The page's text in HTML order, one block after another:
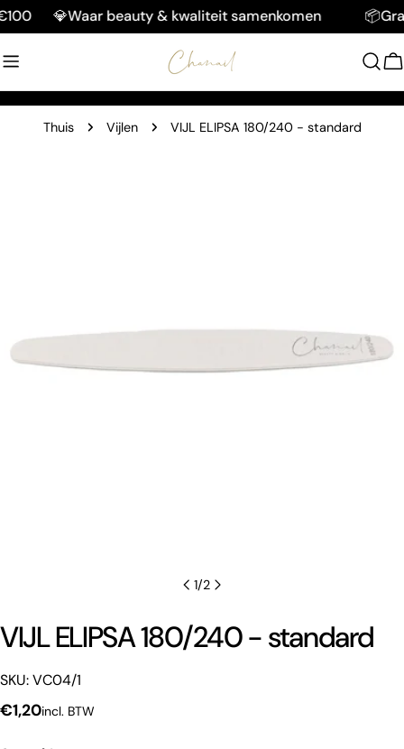
Doorgaan
naar
artikel
💎Waar beauty & kwaliteit samenkomen
Thuis Vijlen VIJL ELIPSA 180/240 - standard
media 0 in modaal
1/2
VIJL ELIPSA 180/240 - standard
SKU: VC04/1
Normale
€1,20incl. BTW
Uw